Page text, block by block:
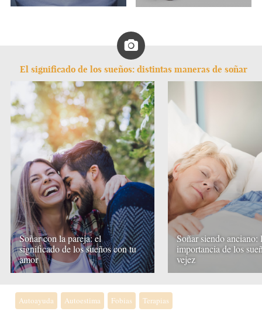
El significado de los sueños: distintas maneras de soñar
Soñar con la pareja: el
significado de los sueños con tu
amor
Soñar siendo anciano:
importancia de los
vejez
Autoayuda Autoestima Fobias Terapias